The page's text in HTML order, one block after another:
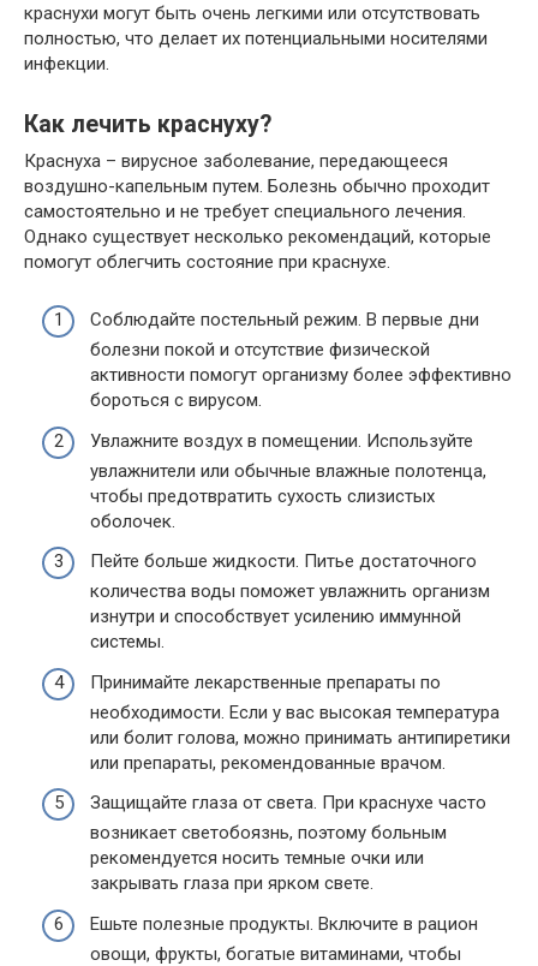
краснухи могут быть очень легкими или отсутствовать
полностью, что делает их потенциальными носителями
инфекции.
Как лечить краснуху?
Краснуха – вирусное заболевание, передающееся
воздушно-капельным путем. Болезнь обычно проходит
самостоятельно и не требует специального лечения.
Однако существует несколько рекомендаций, которые
помогут облегчить состояние при краснухе.
Соблюдайте постельный режим. В первые дни
болезни покой и отсутствие физической
активности помогут организму более эффективно
бороться с вирусом.
Увлажните воздух в помещении. Используйте
увлажнители или обычные влажные полотенца,
чтобы предотвратить сухость слизистых
оболочек.
Пейте больше жидкости. Питье достаточного
количества воды поможет увлажнить организм
изнутри и способствует усилению иммунной
системы.
Принимайте лекарственные препараты по
необходимости. Если у вас высокая температура
или болит голова, можно принимать антипиретики
или препараты, рекомендованные врачом.
Защищайте глаза от света. При краснухе часто
возникает светобоязнь, поэтому больным
рекомендуется носить темные очки или
закрывать глаза при ярком свете.
Ешьте полезные продукты. Включите в рацион
овощи, фрукты, богатые витаминами, чтобы